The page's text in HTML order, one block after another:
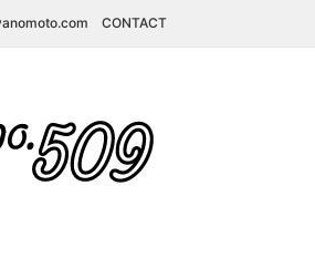
CONTACT